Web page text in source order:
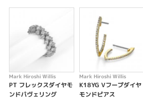
紹介文
レースデザインの幅広リング
中心の透かし模様にはダイヤが埋め込まれ
アンティークラグジュアリーを楽しめます
MHW大人気の定番デザインです
※一点物ですので、なくなり次第終了となります。
Mark Hiroshi Willis
PT フレックスダイヤモ
ンドパヴェリング
Mark Hiroshi Willis
K18YG Vフープダイヤ
モンドピアス